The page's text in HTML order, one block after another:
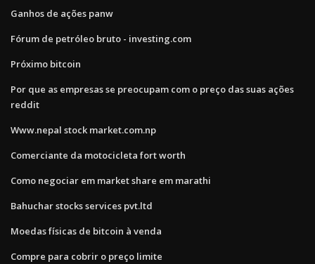
Ganhos de ações panw
Fórum de petróleo bruto - investing.com
Próximo bitcoin
Por que as empresas se preocupam com o preço das suas ações
reddit
Www.nepal stock market.com.np
Comerciante da motocicleta fort worth
Como negociar em market share em marathi
Bahuchar stocks services pvt.ltd
Moedas físicas de bitcoin à venda
Compre para cobrir o preço limite